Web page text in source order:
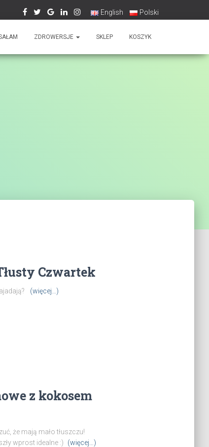
English Polski
ZDROWERSJE SKLEP KOSZYK
Czwartek
(więcej…)
z kokosem
że mają mało tłuszczu!
wprost idealne :)
(więcej…)